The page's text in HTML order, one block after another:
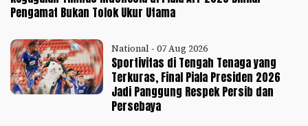
Pengamat Bukan Tolok Ukur Utama
National - 07 Aug 2026
Sportivitas di Tengah Tenaga yang
Terkuras, Final Piala Presiden 2026
Jadi Panggung Respek Persib dan
Persebaya